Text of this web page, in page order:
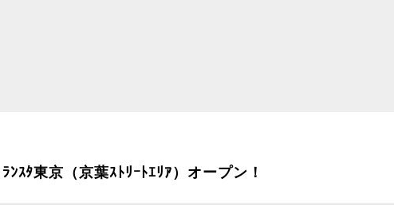
ｽﾀ東京（京葉ｽﾄﾘｰﾄｴﾘｱ）オープン！